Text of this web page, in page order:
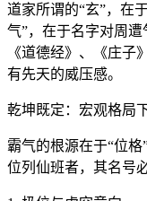
道家所谓的“玄”，在
气”，在于名字对周
《道德经》、《庄子
有先天的威压感。
乾坤既定：宏观格局
霸气的根源在于“位格
位列仙班者，其名号